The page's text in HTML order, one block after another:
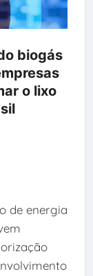
biogás
o lixo
de energia